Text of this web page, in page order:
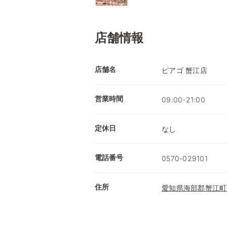
店舗情報
店舗名 ピアゴ 蟹江店
営業時間 09:00-21:00
定休日 なし
電話番号 0570-029101
住所 愛知県海部郡蟹江